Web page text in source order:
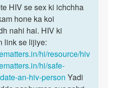
HIV se sex ki ichchha
hone ka koi
nahi hai. HIV ki
link se lijiye:
hi/resource/hiv
hi/safe-
an-hiv-person Yadi